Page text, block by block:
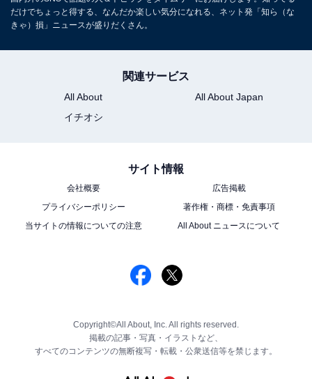
だけでちょっと得する、なんだか楽しい気分になれる、ネット発「知ら（な
きゃ）損」ニュースが盛りだくさん。
関連サービス
All About
All About Japan
イチオシ
サイト情報
会社概要
広告掲載
プライバシーポリシー
著作権・商標・免責事項
当サイトの情報についての注意
All About ニュースについて
Copyright©All About, Inc. All rights reserved.
掲載の記事・写真・イラストなど、
すべてのコンテンツの無断複写・転載・公衆送信等を禁じます。